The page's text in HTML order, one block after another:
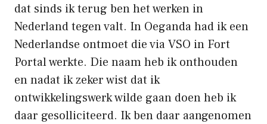
dat sinds ik terug ben het werken in
Nederland tegen valt. In Oeganda had ik een
Nederlandse ontmoet die viaVSO in Fort
Portal werkte. Die naam heb ik onthouden
en nadat ik zeker wist dat ik
ontwikkelingswerk wilde gaan doen heb ik
daar gesolliciteerd. Ik ben daar aangenomen